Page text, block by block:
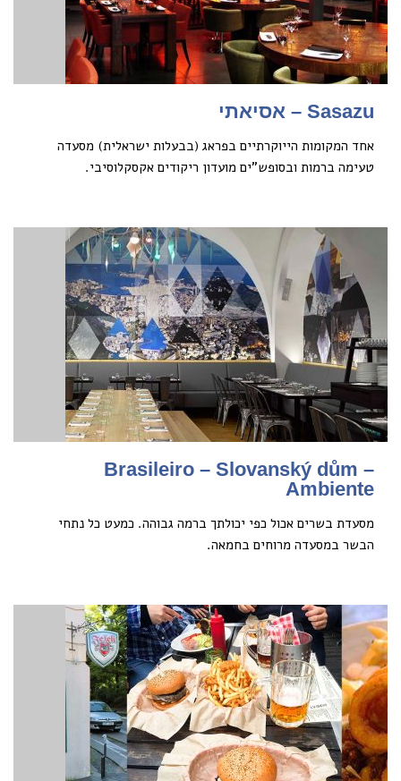
Sasazu – אסיאתי
אחד המקומות הייוקרתיים בפראג (בבעלות ישראלית) מסעדה
טעימה ברמות ובסופש”ים מועדון ריקודים אקסקלוסיבי.
Brasileiro – Slovanský dům –
Ambiente
מסעדת בשרים אכול כפי יכולתך ברמה גבוהה. כמעט כל נתחי
הבשר במסעדה מרוחים בחמאה.